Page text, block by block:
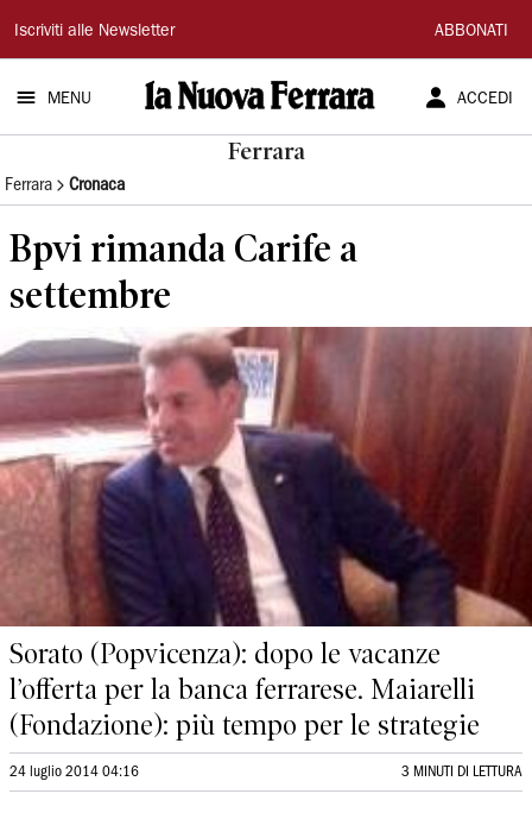
La
Nuova
Ferrara
Iscriviti alle Newsletter ABBONATI
MENU ACCEDI
Ferrara
Ferrara Cronaca
Bpvi rimanda Carife a
settembre
Sorato (Popvicenza): dopo le vacanze
l’offerta per la banca ferrarese. Maiarelli
(Fondazione): più tempo per le strategie
24 luglio 2014 04:16 3 MINUTI DI LETTURA